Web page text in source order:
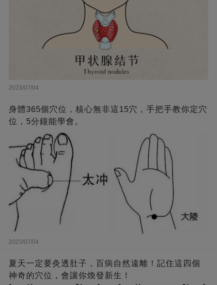
2023/07/04
身體365個穴位，核心無非這15穴，手把手教你定穴
位，5分鐘能學會。
2023/07/04
夏天一定要灸透肚子，百病自然遠離！記住這四個
神奇的穴位，會讓你煥發新生！